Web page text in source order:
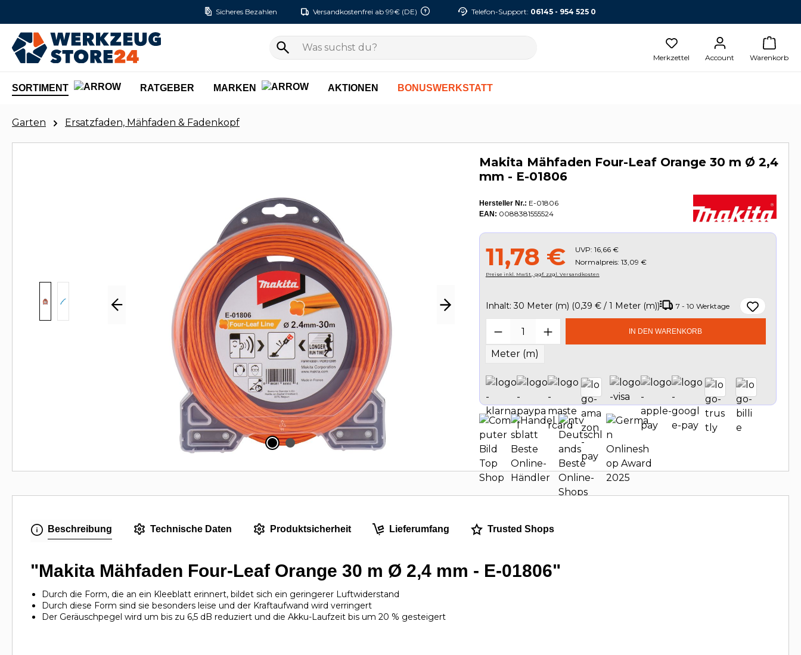
Sicheres Bezahlen Versandkostenfrei ab 99€ (DE) Telefon-Support: 06145 - 954 525 0
Merkzettel Account Warenkorb
SORTIMENT RATGEBER MARKEN AKTIONEN BONUSWERKSTATT
Garten Ersatzfaden, Mähfaden & Fadenkopf
Makita Mähfaden Four-Leaf Orange 30 m Ø 2,4
mm - E-01806
Hersteller Nr.: E-01806
EAN: 0088381555524
11,78 € UVP: 16,66 €
Normalpreis: 13,09 €
Preise inkl. MwSt., ggf. zzgl. Versandkosten
Inhalt:30 Meter (m) (0,39 € / 1 Meter (m)) 7 - 10 Werktage
Produkt Anzahl: Gib den gewünschten
Meter (m)
IN DEN WARENKORB
Beschreibung Technische Daten Produktsicherheit Lieferumfang Trusted Shops
"Makita Mähfaden Four-Leaf Orange 30 m Ø 2,4 mm - E-01806"
Durch die Form, die an ein Kleeblatt erinnert, bildet sich ein geringerer Luftwiderstand
Durch diese Form sind sie besonders leise und der Kraftaufwand wird verringert
Der Geräuschpegel wird um bis zu 6,5 dB reduziert und die Akku-Laufzeit bis um 20 % gesteigert